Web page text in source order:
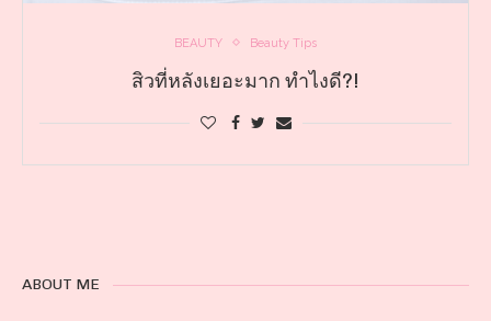
BEAUTY Beauty Tips
สิวที่หลังเยอะมาก ทำไงดี?!
ABOUT ME